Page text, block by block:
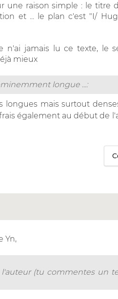
raison simple : le titre
et ... le plan c'est "I/
jamais lu ce texte, le
mieux
longue ...:
longues mais surtout
également au début de
Yn,
(tu commentes un